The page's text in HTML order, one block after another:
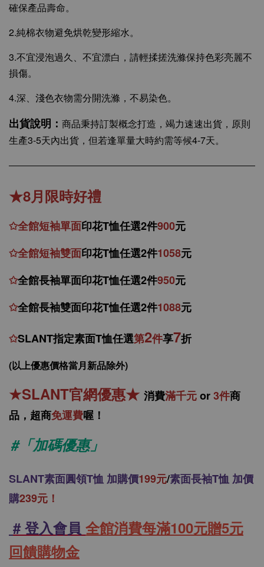
確保產品壽命。
2.純棉衣物避免烘乾變形縮水。
3.不宜浸泡過久、不宜漂白，請輕揉搓洗滌保持色彩亮麗不
損傷。
4.深、淺色衣物需分開洗滌，不易染色。
出貨說明： 商品秉持訂製概念打造，竭力速速出貨，原則
生產3-5天內出貨，但若逢單量大時約需等候4-7天。
★8月限時好禮
✩全館短袖單面印花T恤任選2件900元
✩全館短袖雙面印花T恤任選2件1058元
✩全館長袖單面印花T恤任選2件950元
✩全館長袖雙面印花T恤任選2件1088元
✩SLANT指定素面T恤任選第2件享7折
(以上優惠價格當月新品除外)
★SLANT官網優惠★ 消費滿千元or3件商
品， 超商免運費喔！
#「加碼優惠」
SLANT素面圓領T恤 加購價199元/素面長袖T恤 加價
購239元！
# 登入會員 全館消費每滿100元贈5元
回饋購物金